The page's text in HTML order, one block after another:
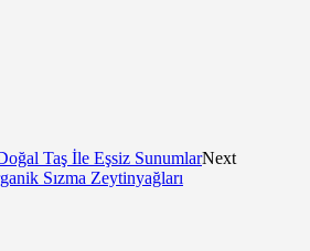
Taş İle Eşsiz SunumlarNext
Sızma Zeytinyağları